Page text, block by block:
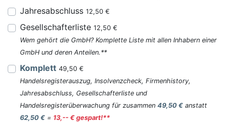
Jahresabschluss 12,50 €
Gesellschafterliste 12,50 €
Wem gehört die GmbH? Komplette Liste mit allen Inhabern einer
GmbH und deren Anteilen.**
Komplett 49,50 €
Handelsregisterauszug, Insolvenzcheck, Firmenhistory,
Jahresabschluss, Gesellschafterliste und
Handelsregisterüberwachung für zusammen 49,50 € anstatt
62,50 € = 13,-- € gespart!**